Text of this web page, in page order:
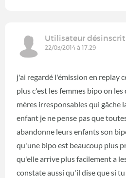
Utilisateur désinscrit
22/03/2014 à 17:29
j'ai regardé l'émission en replay
plus c'est les femmes bipo on
mères irresponsables qui gâche
enfant je ne pense pas que
abandonne leurs enfants son
qu'une bipo est beaucoup plus
qu'elle arrive plus facilement a
constate aussi qu'il dise que si